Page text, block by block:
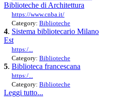
Biblioteche di Architettura
https://www.cnba.it/
Category: Biblioteche
4. Sistema bibliotecario Milano
Est
https:/...
Category: Biblioteche
5. Biblioteca francescana
https:/...
Category: Biblioteche
Leggi tutto...